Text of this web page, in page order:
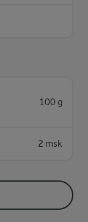
100 g
2 msk